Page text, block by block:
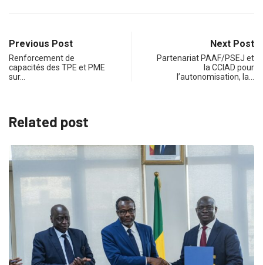
Previous Post
Renforcement de
capacités des TPE et PME
sur…
Next Post
Partenariat PAAF/PSEJ et
la CCIAD pour
l’autonomisation, la…
Related post